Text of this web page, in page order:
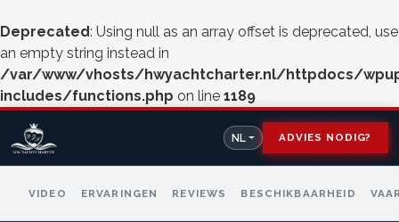
Deprecated: Using null as an array offset is deprecated, use
an empty string instead in
/var/www/vhosts/hwyachtcharter.nl/httpdocs/
includes/functions.php on line 1189
NL ADVIES NODIG?
VIDEO ERVARINGEN REVIEWS BESCHIKBAARHEID